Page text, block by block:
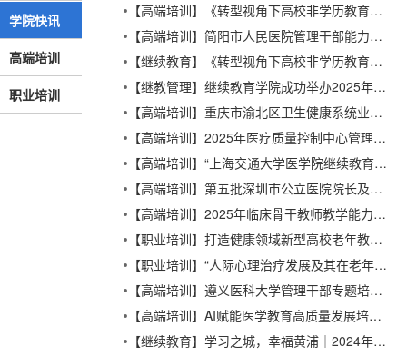
学院快讯
高端培训
职业培训
【高端培训】《转型视角下高校非学历教育管理研究》专著入选中国成人教育协会特别推介书目
【高端培训】简阳市人民医院管理干部能力提升培训班顺利举办
【继续教育】《转型视角下高校非学历教育管理研究》专著入选中国成人教育协会特别推介书目
【继教管理】继续教育学院成功举办2025年度首次非学历教育工作坊
【高端培训】重庆市渝北区卫生健康系统业务骨干创新能力提升研修班顺利开班
【高端培训】2025年医疗质量控制中心管理人员能力提升项目（第一期）顺利举办
【高端培训】“上海交通大学医学院继续教育学院人才培养基地”揭牌仪式在深圳举行
【高端培训】第五批深圳市公立医院院长及后备人才职业化培训顺利开班
【高端培训】2025年临床骨干教师教学能力进阶培训班顺利举办
【职业培训】打造健康领域新型高校老年教育品牌——王福胜院长代表医学院上海市高校老年大学专项工作研讨会上汇报
【职业培训】“人际心理治疗发展及其在老年人、青少年和肿瘤患者群体中的应用”培训班顺利举办
【高端培训】遵义医科大学管理干部专题培训班顺利举办
【高端培训】AI赋能医学教育高质量发展培训班顺利举办
【继续教育】学习之城，幸福黄浦｜2024年黄浦区全民终身学习活动周开幕